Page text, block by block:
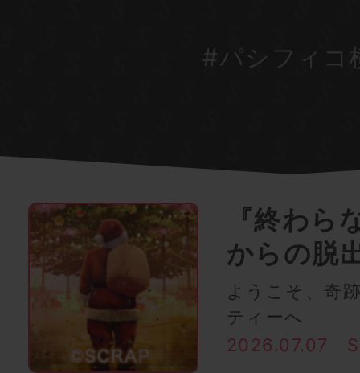
#パシフィコ
『終わら
からの脱
ようこそ、奇
ティーへ
2026.07.07